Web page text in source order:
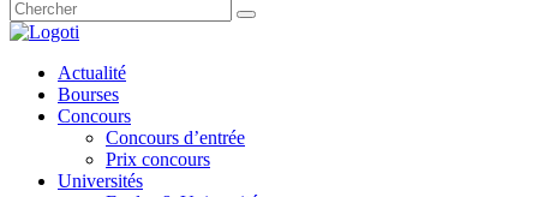
Actualité
Bourses
Concours
Concours d’entrée
Prix concours
Universités